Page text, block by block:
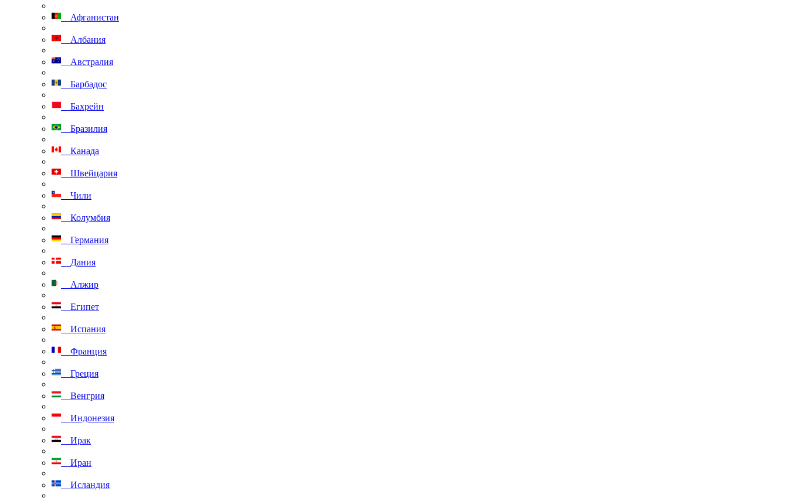
Афганистан
Албания
Австралия
Барбадос
Бахрейн
Бразилия
Канада
Швейцария
Чили
Колумбия
Германия
Дания
Алжир
Египет
Испания
Франция
Греция
Венгрия
Индонезия
Ирак
Иран
Исландия